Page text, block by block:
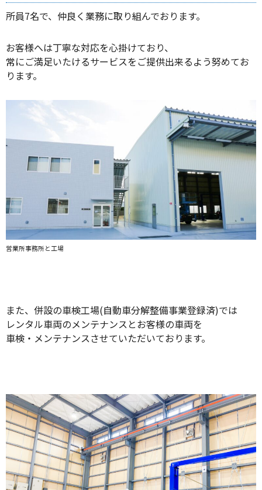
所員7名で、仲良く業務に取り組んでおります。
お客様へは丁寧な対応を心掛けており、
常にご満足いたけるサービスをご提供出来るよう努めてお
ります。
営業所事務所と工場
また、併設の車検工場(自動車分解整備事業登録済)では
レンタル車両のメンテナンスとお客様の車両を
車検・メンテナンスさせていただいております。